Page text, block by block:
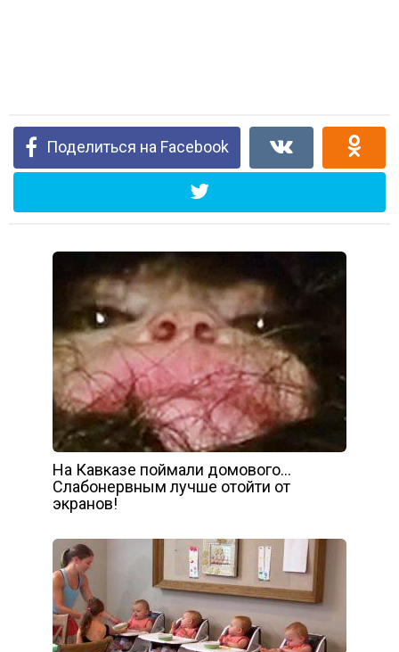
Поделиться на Facebook
На Кавказе поймали домового…
Слабонервным лучше отойти от
экранов!